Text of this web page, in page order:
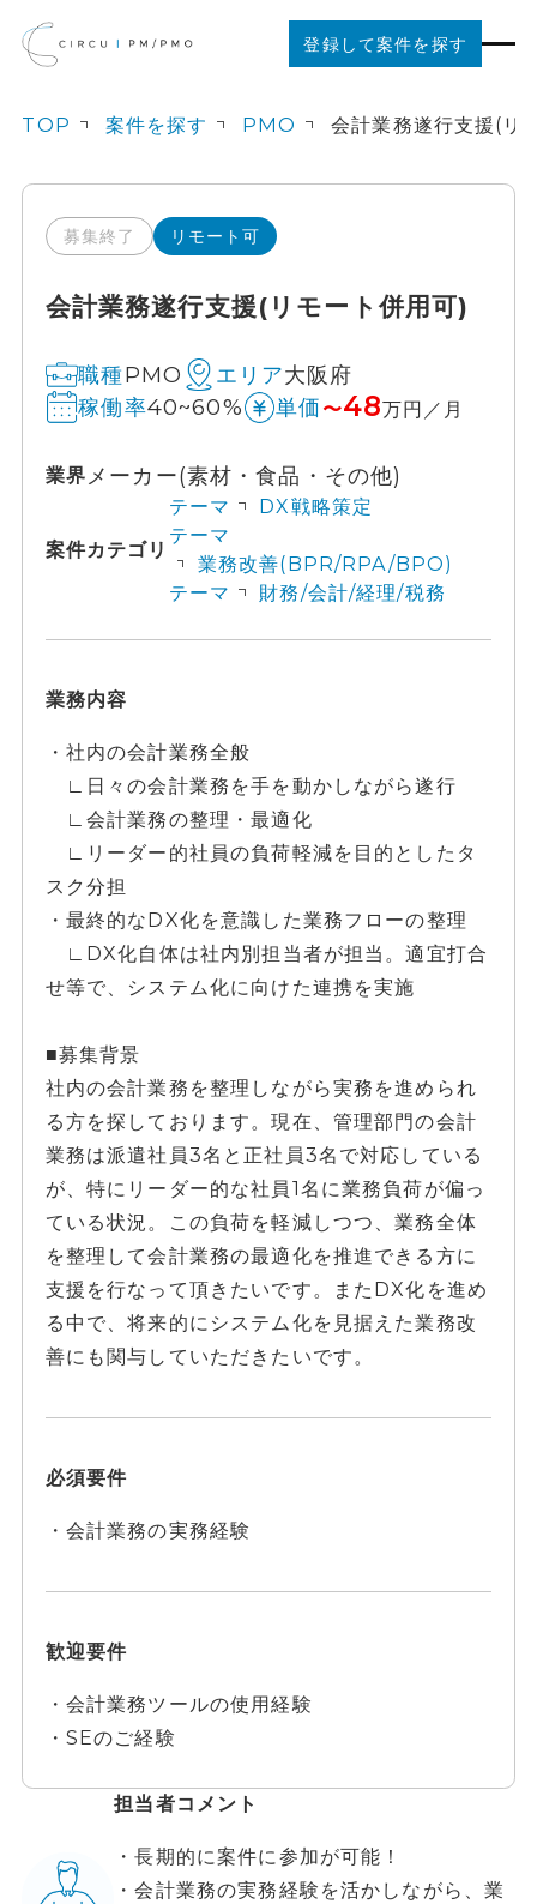
登録して案件を探す
ご利用の流れ
お役立ちコンテンツ
法人の方はこちら
TOP 案件を探す PMO
募集終了 リモート可
会計業務遂行支援(リモート併用可)
職種PMO エリア大阪府
稼働率40~60% 単価 〜48万円／月
業界メーカー(素材・食品・その他)
案件カテゴリ
テーマ
DX戦略策定
テーマ
業務改善(BPR/RPA/BPO)
テーマ
財務/会計/経理/税務
業務内容
・社内の会計業務全般
∟日々の会計業務を手を動かしながら遂行
∟会計業務の整理・最適化
∟リーダー的社員の負荷軽減を目的としたタ
スク分担
・最終的なDX化を意識した業務フローの整理
∟DX化自体は社内別担当者が担当。適宜打合
せ等で、システム化に向けた連携を実施
■募集背景
社内の会計業務を整理しながら実務を進められ
る方を探しております。現在、管理部門の会計
業務は派遣社員3名と正社員3名で対応している
が、特にリーダー的な社員1名に業務負荷が偏っ
ている状況。この負荷を軽減しつつ、業務全体
を整理して会計業務の最適化を推進できる方に
支援を行なって頂きたいです。またDX化を進め
る中で、将来的にシステム化を見据えた業務改
善にも関与していただきたいです。
必須要件
・会計業務の実務経験
歓迎要件
・会計業務ツールの使用経験
・SEのご経験
担当者コメント
・長期的に案件に参加が可能！
・会計業務の実務経験を活かしながら、業